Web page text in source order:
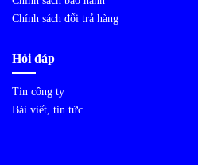
Chính sách đổi trả hàng
Hỏi đáp
Tin công ty
Bài viết, tin tức